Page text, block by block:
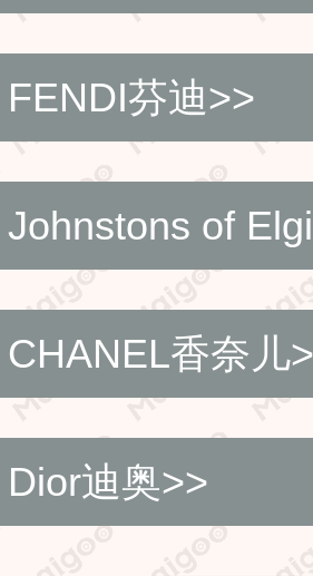
FENDI芬迪>>
Johnstons of
CHANEL香奈儿
Dior迪奥>>